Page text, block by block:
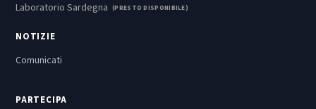
Laboratorio Sardegna (PRESTO DISPONIBILE)
NOTIZIE
Comunicati
PARTECIPA